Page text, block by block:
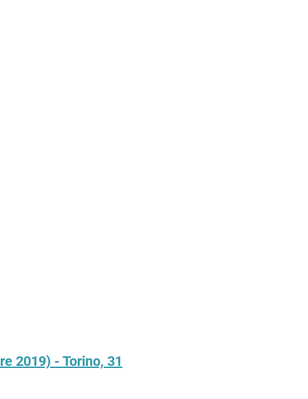
2019) - Torino, 31